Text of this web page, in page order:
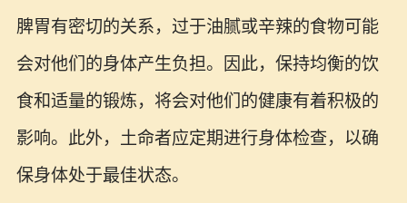
脾胃有密切的关系，过于油腻或辛辣的食物可能
会对他们的身体产生负担。因此，保持均衡的饮
食和适量的锻炼，将会对他们的健康有着积极的
影响。此外，土命者应定期进行身体检查，以确
保身体处于最佳状态。